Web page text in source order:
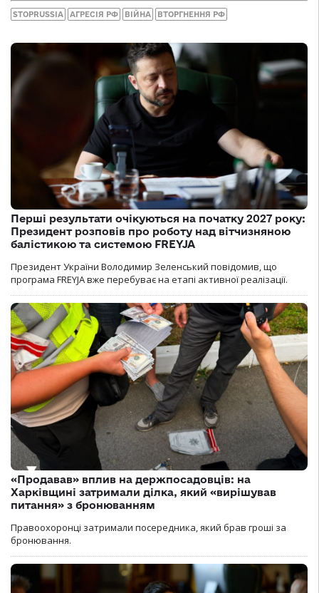
STOPRUSSIA АГРЕСІЯ РФ ВІЙНА ВТОРГНЕННЯ РФ
Перші результати очікуються на початку 2027 року:
Президент розповів про роботу над вітчизняною
балістикою та системою FREYJA
Президент України Володимир Зеленський повідомив, що
програма FREYJA вже перебуває на етапі активної реалізації.
«Продавав» вплив на держпосадовців: на
Харківщині затримали ділка, який «вирішував
питання» з бронюванням
Правоохоронці затримали посередника, який брав гроші за
бронювання.